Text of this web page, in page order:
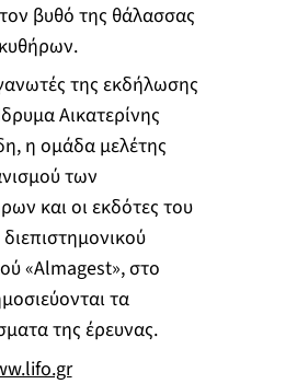
βυθό της θάλασσας
της εκδήλωσης
Αικατερίνης
η ομάδα μελέτης
των
και οι εκδότες του
«Almagest», στο
τα
της έρευνας.